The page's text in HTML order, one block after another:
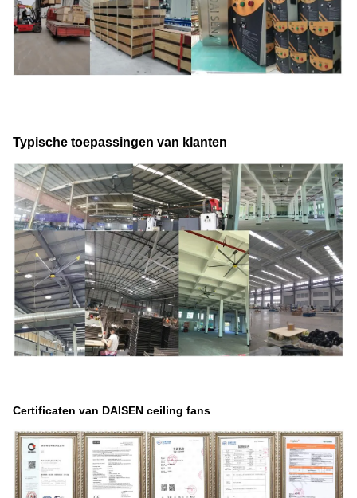
Typische toepassingen van klanten
Certificaten van DAISEN ceiling fans